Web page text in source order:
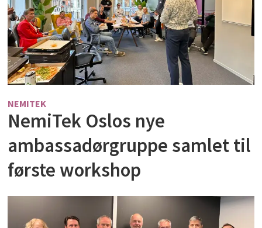
NEMITEK
NemiTek Oslos nye
ambassadørgruppe samlet til
første workshop